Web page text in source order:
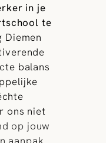
in je
te
Diemen
balans
ons niet
op jouw